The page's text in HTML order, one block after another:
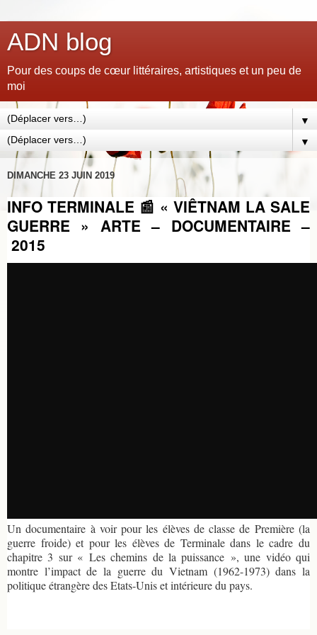
ADN blog
Pour des coups de cœur littéraires, artistiques et un peu de
moi
▼
▼
DIMANCHE 23 JUIN 2019
INFO TERMINALE 📰 « VIÊTNAM LA SALE
GUERRE » ARTE – DOCUMENTAIRE –
2015
Un documentaire à voir pour les élèves de classe de Première (la
guerre froide) et pour les élèves de Terminale dans le cadre du
chapitre 3 sur « Les chemins de la puissance », une vidéo qui
montre l’impact de la guerre du Vietnam (1962-1973) dans la
politique étrangère des Etats-Unis et intérieure du pays.